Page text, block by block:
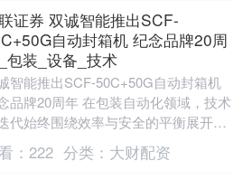
证券 双诚智能推出SCF-
自动封箱机 纪念品牌20周
包装_设备_技术
智能推出SCF-50C+50G自动封箱机
品牌20周年 在包装自动化领域，技术
代始终围绕效率与安全的平衡展开。
，一款型号为SCF-50C+50G的....
： 222 分类： 大财配资